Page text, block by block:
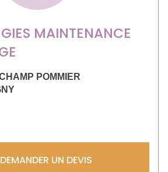
MAINTENANCE
POMMIER
DEMANDER UN DEVIS